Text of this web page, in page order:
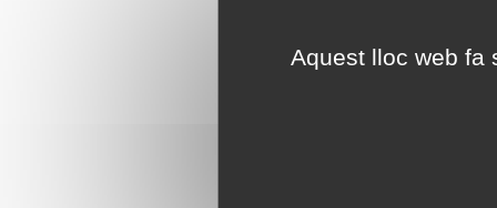
Aquest lloc web fa